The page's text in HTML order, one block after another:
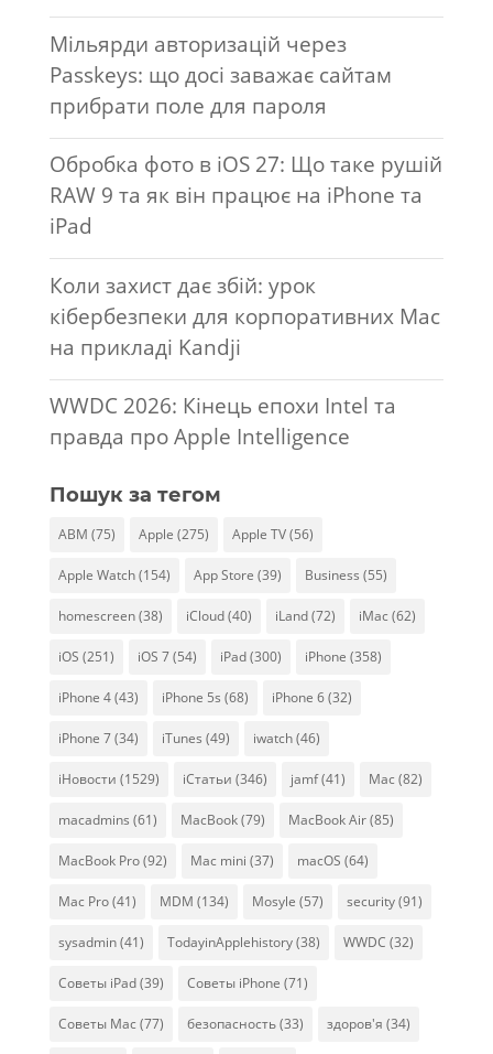
Мільярди авторизацій через
Passkeys: що досі заважає сайтам
прибрати поле для пароля
Обробка фото в iOS 27: Що таке рушій
RAW 9 та як він працює на iPhone та
iPad
Коли захист дає збій: урок
кібербезпеки для корпоративних Mac
на прикладі Kandji
WWDC 2026: Кінець епохи Intel та
правда про Apple Intelligence
Пошук за тегом
ABM (75) Apple (275) Apple TV(56)
Apple Watch(154) App Store (39) Business (55)
homescreen(38) iCloud(40) iLand(72) iMac (62)
iOS (251) iOS 7(54) iPad(300) iPhone (358)
iPhone 4(43) iPhone 5s (68) iPhone 6(32)
iPhone 7(34) iTunes (49) iwatch(46)
iНовости (1529) iСтатьи (346) jamf(41) Mac (82)
macadmins (61) MacBook(79) MacBook Air(85)
MacBook Pro(92) Mac mini (37) macOS (64)
Mac Pro(41) MDM (134) Mosyle (57) security(91)
sysadmin(41) TodayinApplehistory(38) WWDC (32)
Советы iPad(39) Советы iPhone (71)
Советы Mac (77) безопасность(33) здоров'я (34)